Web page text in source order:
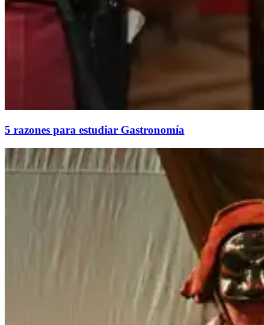
5 razones para estudiar Gastronomía